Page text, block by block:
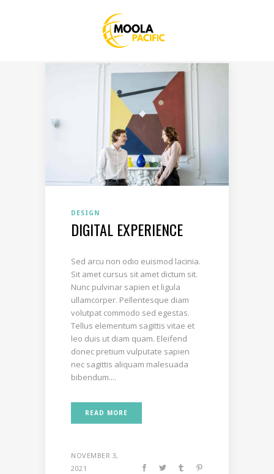
DESIGN
DIGITAL EXPERIENCE
Sed arcu non odio euismod lacinia.
Sit amet cursus sit amet dictum sit.
Nunc pulvinar sapien et ligula
ullamcorper. Pellentesque diam
volutpat commodo sed egestas.
Tellus elementum sagittis vitae et
leo duis ut diam quam. Eleifend
donec pretium vulputate sapien
nec sagittis aliquam malesuada
bibendum....
READ MORE
NOVEMBER 3,
2021